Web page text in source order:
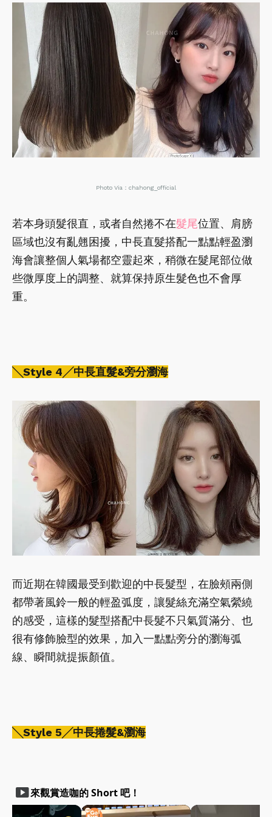
Photo Via：chahong_official
若本身頭髮很直，或者自然捲不在髮尾位置、肩膀
區域也沒有亂翹困擾，中長直髮搭配一點點輕盈瀏
海會讓整個人氣場都空靈起來，稍微在髮尾部位做
些微厚度上的調整、就算保持原生髮色也不會厚
重。
╲Style 4╱中長直髮&旁分瀏海
而近期在韓國最受到歡迎的中長髮型，在臉頰兩側
都帶著風鈴一般的輕盈弧度，讓髮絲充滿空氣縈繞
的感受，這樣的髮型搭配中長髮不只氣質滿分、也
很有修飾臉型的效果，加入一點點旁分的瀏海弧
線、瞬間就提振顏值。
╲Style 5╱中長捲髮&瀏海
smart_display來觀賞造咖的 Short 吧！